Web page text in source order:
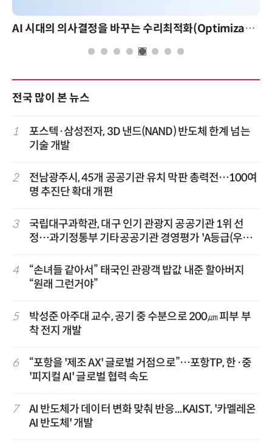
AI 시대의 의사결정을 바꾸는 수리최적화(Optimization): 실제 산업 적용 사례와 활용 전략
전국 많이 본 뉴스
1
포스텍·삼성전자, 3D 낸드(NAND) 반도체 한계 넘는
기술 개발
2
전남광주시, 45개 공공기관 유치 막판 총력전…100여
명 추진단 확대 개편
3
국립대구과학관, 대구 인기 관광지 공공기관 1위 선
정…과기정통부 기타공공기관 경영평가 'A등급(우수)'
4
“손녀들 같아서” 태국인 관광객 밥값 내준 할아버지
“원래 그런거야”
5
박성준 아주대 교수, 공기 중 수분으로 200㎛ 피부 부
착 전지 개발
6
“포항을 '제조 AX' 글로벌 거점으로”…포항TP, 한·중
'피지컬 AI' 글로벌 협력 속도
7
AI 반도체가 데이터 변화 맞춰 반응...KAIST, '카멜레온
AI 반도체' 개발